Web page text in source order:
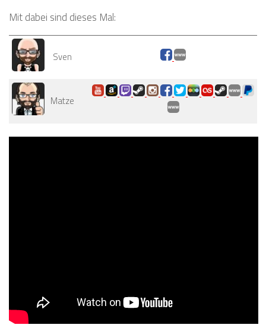
Mit dabei sind dieses Mal:
Sven
Matze